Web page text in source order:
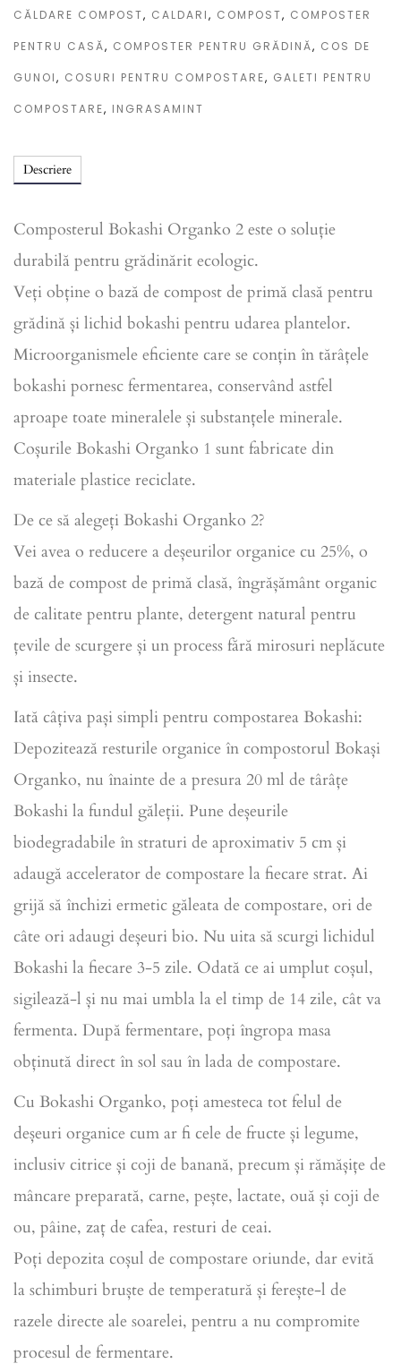
CĂLDARE COMPOST, CALDARI, COMPOST, COMPOSTER
PENTRU CASĂ, COMPOSTER PENTRU GRĂDINĂ, COS DE
GUNOI, COSURI PENTRU COMPOSTARE, GALETI PENTRU
COMPOSTARE, INGRASAMINT
Descriere
Composterul Bokashi Organko 2 este o soluție
durabilă pentru grădinărit ecologic.
Veți obține o bază de compost de primă clasă pentru
grădină și lichid bokashi pentru udarea plantelor.
Microorganismele eficiente care se conțin în tărâțele
bokashi pornesc fermentarea, conservând astfel
aproape toate mineralele și substanțele minerale.
Coșurile Bokashi Organko 1 sunt fabricate din
materiale plastice reciclate.
De ce să alegeți Bokashi Organko 2?
Vei avea o reducere a deșeurilor organice cu 25%, o
bază de compost de primă clasă, îngrășământ organic
de calitate pentru plante, detergent natural pentru
țevile de scurgere și un process fără mirosuri neplăcute
și insecte.
Iată câțiva pași simpli pentru compostarea Bokashi:
Depozitează resturile organice în compostorul Bokași
Organko, nu înainte de a presura 20 ml de târâțe
Bokashi la fundul găleții. Pune deșeurile
biodegradabile în straturi de aproximativ 5 cm și
adaugă accelerator de compostare la fiecare strat. Ai
grijă să închizi ermetic găleata de compostare, ori de
câte ori adaugi deșeuri bio. Nu uita să scurgi lichidul
Bokashi la fiecare 3-5 zile. Odată ce ai umplut coșul,
sigilează-l și nu mai umbla la el timp de 14 zile, cât va
fermenta. După fermentare, poți îngropa masa
obținută direct în sol sau în lada de compostare.
Cu Bokashi Organko, poți amesteca tot felul de
deșeuri organice cum ar fi cele de fructe și legume,
inclusiv citrice și coji de banană, precum și rămășițe de
mâncare preparată, carne, pește, lactate, ouă și coji de
ou, pâine, zaț de cafea, resturi de ceai.
Poți depozita coșul de compostare oriunde, dar evită
la schimburi bruște de temperatură și ferește-l de
razele directe ale soarelei, pentru a nu compromite
procesul de fermentare.